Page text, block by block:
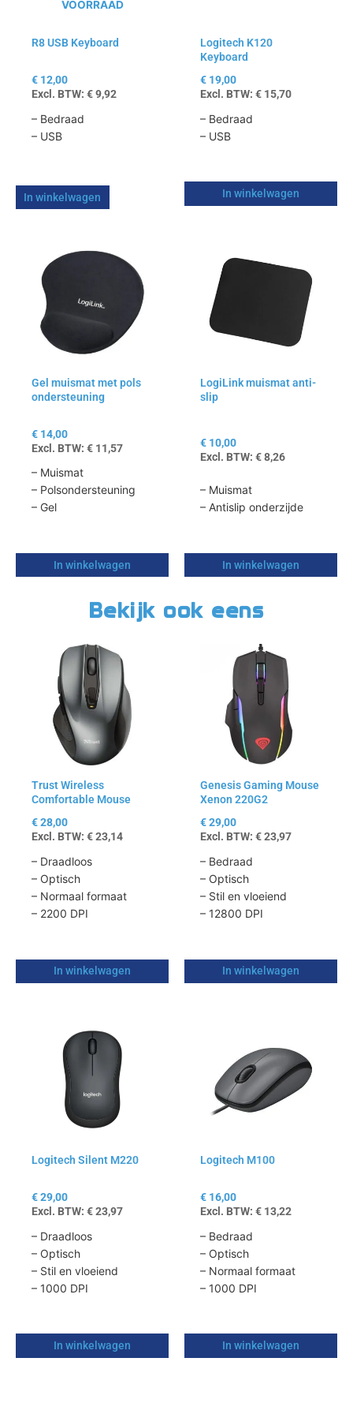
VOORRAAD
R8 USB Keyboard
€ 12,00
Excl. BTW: €9,92
– Bedraad
– USB
In winkelwagen
Logitech K120
Keyboard
€ 19,00
Excl. BTW: € 15,70
– Bedraad
– USB
In winkelwagen
Gel muismat met pols
ondersteuning
€ 14,00
Excl. BTW: € 11,57
– Muismat
– Polsondersteuning
– Gel
In winkelwagen
LogiLink muismat anti-
slip
€ 10,00
Excl. BTW: €8,26
– Muismat
– Antislip onderzijde
In winkelwagen
Bekijk ook eens
Trust Wireless
Comfortable Mouse
€28,00
Excl. BTW: €23,14
– Draadloos
– Optisch
– Normaal formaat
– 2200 DPI
In winkelwagen
Genesis Gaming Mouse
Xenon 220G2
€29,00
Excl. BTW: €23,97
– Bedraad
– Optisch
– Stil en vloeiend
– 12800 DPI
In winkelwagen
Logitech Silent M220
€29,00
Excl. BTW: €23,97
– Draadloos
– Optisch
– Stil en vloeiend
– 1000 DPI
In winkelwagen
Logitech M100
€ 16,00
Excl. BTW: € 13,22
– Bedraad
– Optisch
– Normaal formaat
– 1000 DPI
In winkelwagen